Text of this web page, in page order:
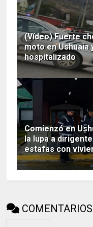
(Vídeo) Fuerte
moto en Ushuaia
hospitalizado
Comienzó en
la lupa a
estafas con
COMENTARIOS